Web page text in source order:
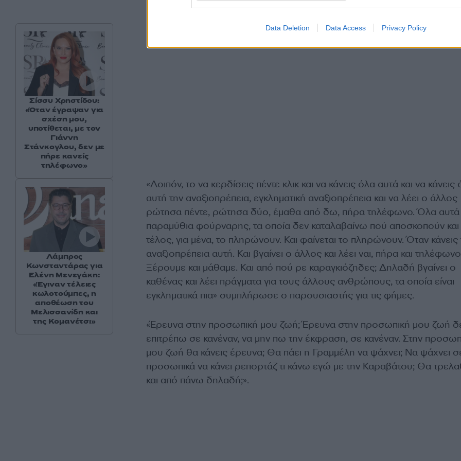
Data Deletion Data Access Privacy Policy
«Λοιπόν, το να κερδίσεις πέντε κλικ και να κάνεις όλα αυτά και να κάνεις
αυτή την αναξιοπρέπεια, εγκληματική αναξιοπρέπεια και να λέει ο άλλος
ρώτησα πέντε, ρώτησα δύο, έμαθα από δω, πήρα τηλέφωνο. Όλα αυτά
παραμύθια φούρναρης, τα οποία δεν καταλαβαίνω πού αποσκοπούν
τέλος, για μένα, το πληρώνουν. Και φαίνεται το πληρώνουν. Όταν κάνεις
αναξιοπρέπεια αυτή. Και βγαίνει ο άλλος και λέει ναι, πήρα και
Ξέρουμε και μάθαμε. Και από πού ρε καραγκιόζηδες; Δηλαδή βγαίνει ο
καθένας και λέει πράγματα για τους άλλους ανθρώπους, τα οποία είναι
εγκληματικά πια» συμπλήρωσε ο παρουσιαστής για τις φήμες.
«Έρευνα στην προσωπική μου ζωή; Έρευνα στην προσωπική μου ζωή
επιτρέπω σε κανέναν, να μην πω την έκφραση, σε κανέναν. Στην
μου ζωή θα κάνεις έρευνα; Θα πάει η Γραμμέλη να ψάχνει; Να ψάχνει
προσωπικά να κάνει ρεπορτάζ τι κάνω εγώ με την Καραβάτου; Θα
και από πάνω δηλαδή;».
Σίσσυ Χρηστίδου:
«Όταν έγραψαν για
σχέση μου,
υποτίθεται, με τον
Γιάννη
Στάνκογλου, δεν με
πήρε κανείς
τηλέφωνο»
Λάμπρος
Κωνσταντάρας για
Ελένη Μενεγάκη:
«Έγιναν τέλειες
κωλοτούμπες, η
αποθέωση του
Μελισσανίδη και
της Κομανέτσι»